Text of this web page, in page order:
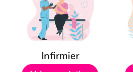
Infirmier